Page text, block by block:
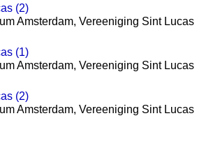
(2)
Amsterdam, Vereeniging Sint Lucas
(1)
Amsterdam, Vereeniging Sint Lucas
(2)
Amsterdam, Vereeniging Sint Lucas